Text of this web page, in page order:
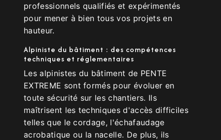
professionnels qualifiés et expérimentés
pour mener à bien tous vos projets en
hauteur.
Alpiniste du bâtiment : des compétences
techniques et réglementaires
Les alpinistes du bâtiment de PENTE
EXTREME sont formés pour évoluer en
toute sécurité sur les chantiers. Ils
maîtrisent les techniques d'accès difficiles
telles que le cordage, l'échafaudage
acrobatique ou la nacelle. De plus, ils